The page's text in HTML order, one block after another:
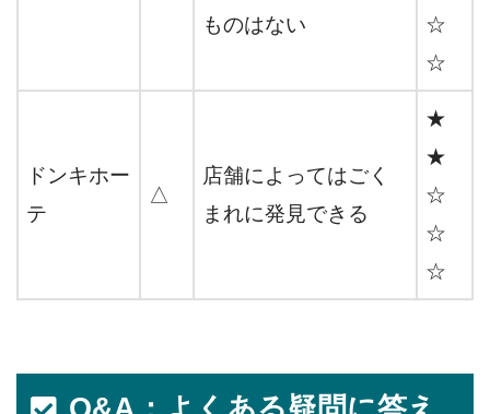
ものはない
☆
☆
ドンキホー
テ
△
店舗によってはごく
まれに発見できる
★
★
☆
☆
☆